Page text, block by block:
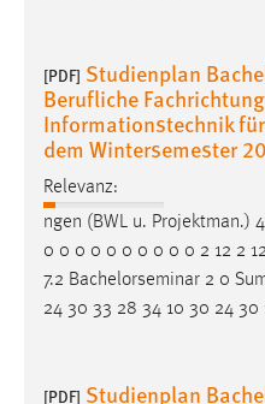
Lehrveranstaltungen
[PDF] Studienplan
Berufliche Fachrichtung
Informationstechnik
dem Wintersemester
Relevanz:
ngen (BWL u. Projektman.)
24 30 33 28 34 10 30 24 30